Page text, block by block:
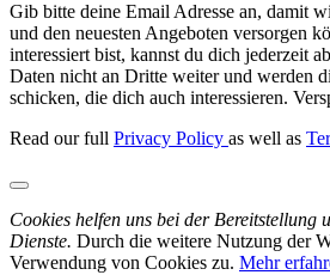
Gib bitte deine Email Adresse an, damit
und den neuesten Angeboten versorgen
interessiert bist, kannst du dich jederzeit
Daten nicht an Dritte weiter und werden
schicken, die dich auch interessieren.
Read our full Privacy Policy as well as
Cookies helfen uns bei der Bereitstellung
Dienste. Durch die weitere Nutzung der
Verwendung von Cookies zu. Mehr